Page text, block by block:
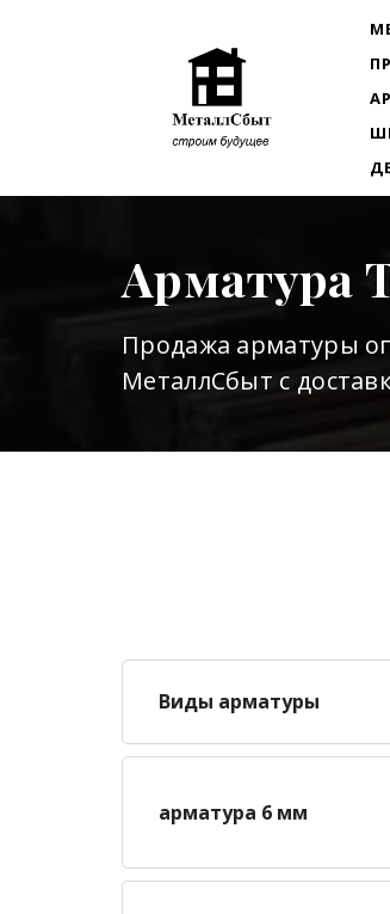
Арматура
Продажа арматуры
МеталлСбыт с
Виды арматуры
арматура 6 мм